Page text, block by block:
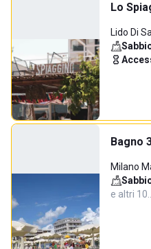
Lo
Lido Di
Bagno
Milano
e altri 10…